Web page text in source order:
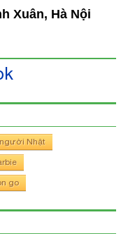
Xuân, Hà Nội
Nhật
go